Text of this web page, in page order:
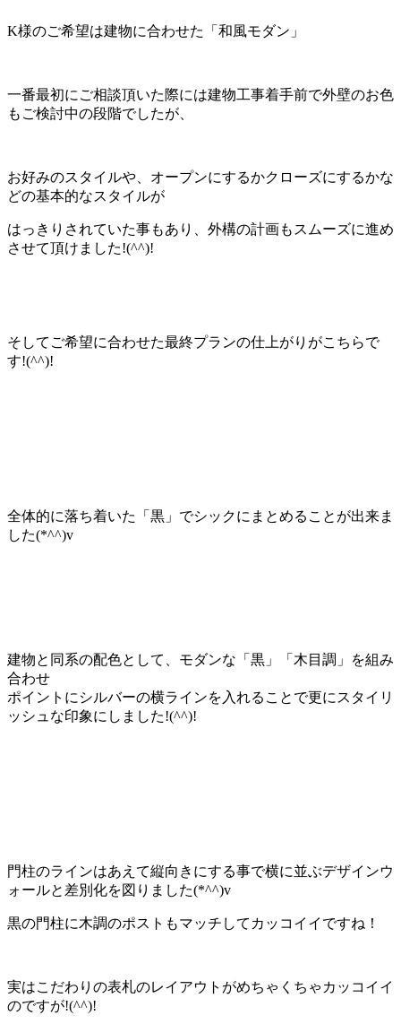
K様のご希望は建物に合わせた「和風モダン」
一番最初にご相談頂いた際には建物工事着手前で外壁のお色
もご検討中の段階でしたが、
お好みのスタイルや、オープンにするかクローズにするかな
どの基本的なスタイルが
はっきりされていた事もあり、外構の計画もスムーズに進め
させて頂けました!(^^)!
そしてご希望に合わせた最終プランの仕上がりがこちらで
す!(^^)!
全体的に落ち着いた「黒」でシックにまとめることが出来ま
した(*^^)v
建物と同系の配色として、モダンな「黒」「木目調」を組み
合わせ
ポイントにシルバーの横ラインを入れることで更にスタイリ
ッシュな印象にしました!(^^)!
門柱のラインはあえて縦向きにする事で横に並ぶデザインウ
ォールと差別化を図りました(*^^)v
黒の門柱に木調のポストもマッチしてカッコイイですね！
実はこだわりの表札のレイアウトがめちゃくちゃカッコイイ
のですが!(^^)!